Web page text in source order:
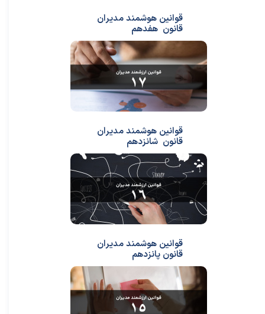
قوانین هوشمند مدیران
قانون هفدهم
قوانین هوشمند مدیران
قانون شانزدهم
قوانین هوشمند مدیران
قانون پانزدهم